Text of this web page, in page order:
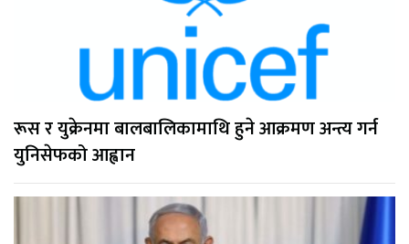
रूस र युक्रेनमा बालबालिकामाथि हुने आक्रमण अन्त्य गर्न
युनिसेफको आह्वान